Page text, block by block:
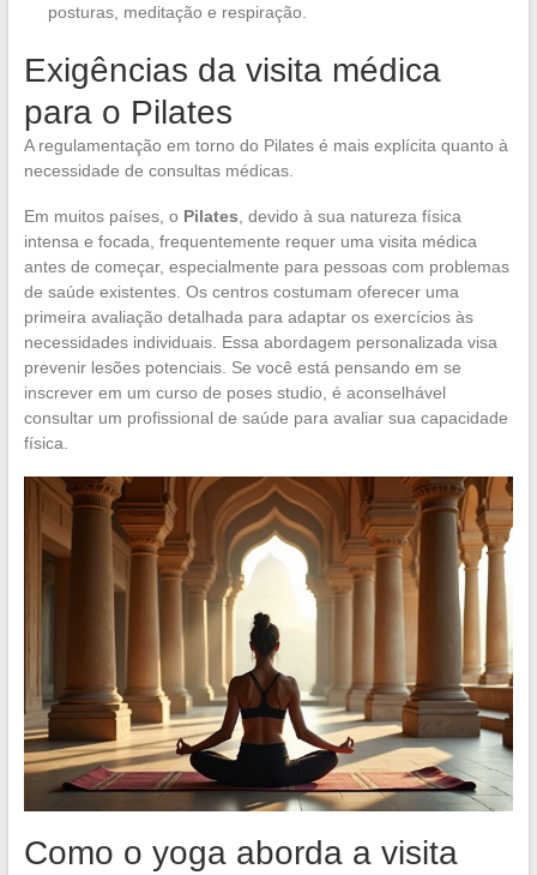
posturas, meditação e respiração.
Exigências da visita médica
para o Pilates
A regulamentação em torno do Pilates é mais explícita quanto à
necessidade de consultas médicas.
Em muitos países, o Pilates , devido à sua natureza física
intensa e focada, frequentemente requer uma visita médica
antes de começar, especialmente para pessoas com problemas
de saúde existentes. Os centros costumam oferecer uma
primeira avaliação detalhada para adaptar os exercícios às
necessidades individuais. Essa abordagem personalizada visa
prevenir lesões potenciais. Se você está pensando em se
inscrever em um curso de poses studio, é aconselhável
consultar um profissional de saúde para avaliar sua capacidade
física.
Como o yoga aborda a visita